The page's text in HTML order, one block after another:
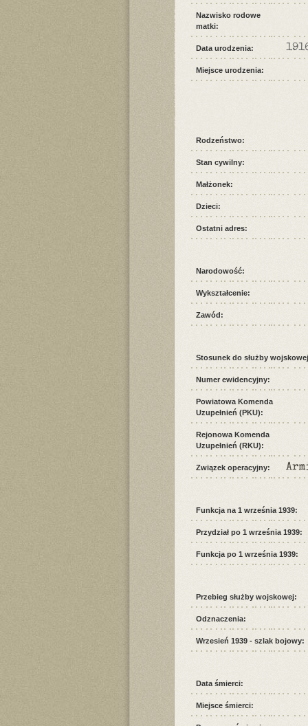
Nazwisko rodowe
matki:
Data urodzenia:
Miejsce urodzenia:
Rodzeństwo:
Stan cywilny:
Małżonek:
Dzieci:
Ostatni adres:
Narodowość:
Wykształcenie:
Zawód:
Stosunek do służby
Numer ewidencyjny:
Powiatowa Komenda
Uzupełnień (PKU):
Rejonowa Komenda
Uzupełnień (RKU):
Związek operacyjny:
Funkcja na 1 września 1939:
Przydział po 1 września 1939:
Funkcja po 1 września 1939:
Przebieg służby wojskowej:
Odznaczenia:
Wrzesień 1939 - szlak bojowy:
Data śmierci:
Miejsce śmierci: